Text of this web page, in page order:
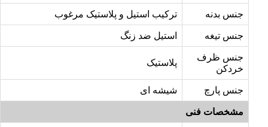
جنس بدنه ترکیب استیل و پلاستیک مرغوب
جنس تیغه استیل ضد زنگ
جنس ظرف
خردکن
پلاستیک
جنس پارچ شیشه ای
مشخصات فنی